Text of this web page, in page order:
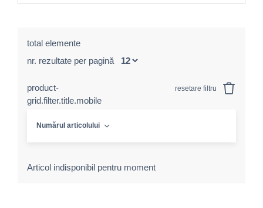
total elemente
nr. rezultate per pagină
product-
grid.filter.title.mobile
resetare filtru
Numărul articolului
Articol indisponibil pentru moment